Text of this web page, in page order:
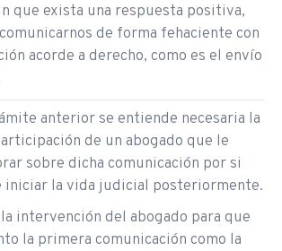
que exista una respuesta positiva,
de forma fehaciente con
acorde a derecho, como es el envío
anterior se entiende necesaria la
de un abogado que le
sobre dicha comunicación por si
iniciar la vida judicial posteriormente.
intervención del abogado para que
la primera comunicación como la